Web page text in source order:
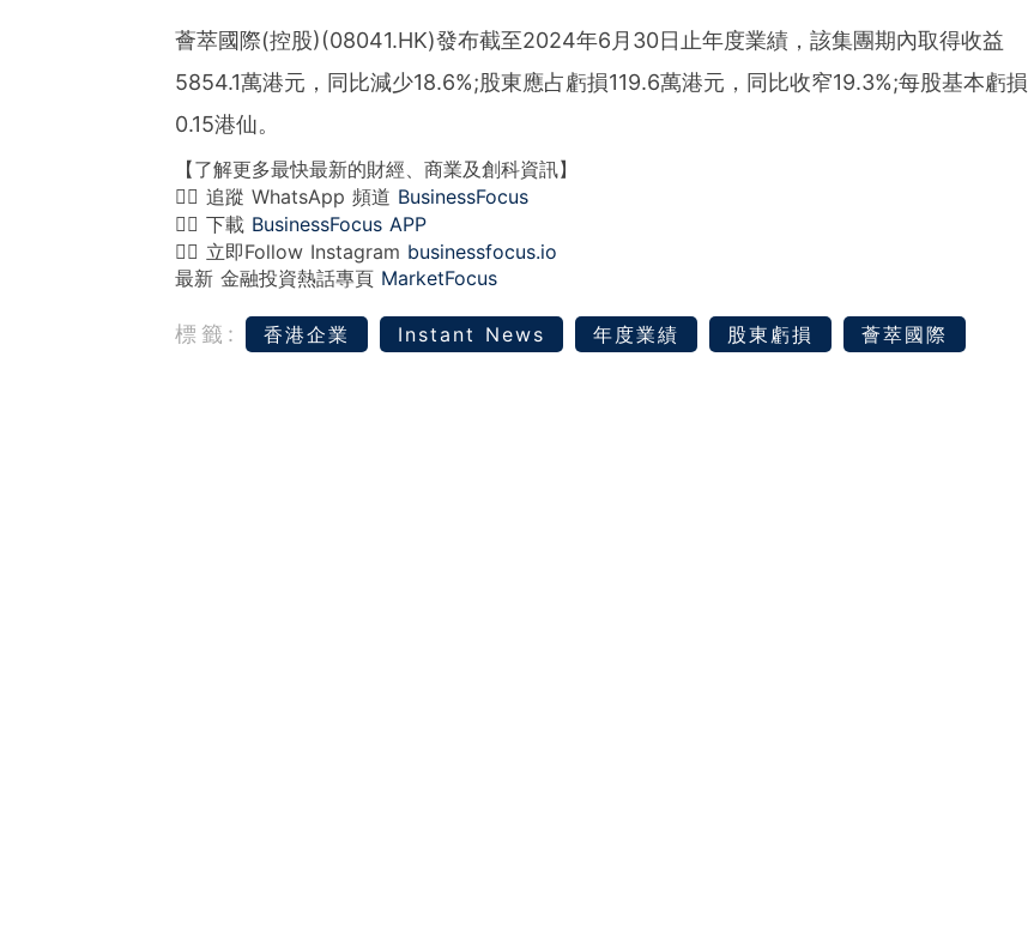
薈萃國際(控股)(08041.HK)發布截至2024年6月30日止年度業績，該集團期內取得收益
5854.1萬港元，同比減少18.6%;股東應占虧損119.6萬港元，同比收窄19.3%;每股基本虧損
0.15港仙。
【了解更多最快最新的財經、商業及創科資訊】
👉🏻 追蹤 WhatsApp 頻道 BusinessFocus
👉🏻 下載 BusinessFocus APP
👉🏻 立即Follow Instagram businessfocus.io
最新 金融投資熱話專頁 MarketFocus
標籤: 香港企業 Instant News 年度業績 股東虧損 薈萃國際